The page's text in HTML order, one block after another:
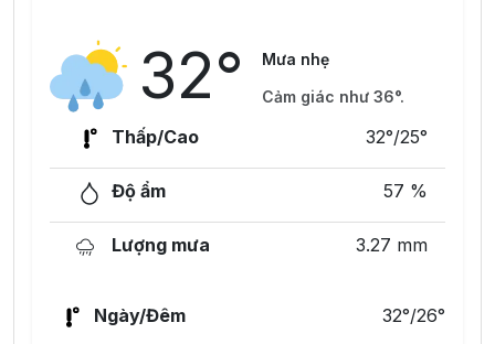
32°
Mưa nhẹ
Cảm giác như 36°.
Thấp/Cao 32°/25°
Độ ẩm 57 %
Lượng mưa 3.27 mm
Ngày/Đêm 32°/26°